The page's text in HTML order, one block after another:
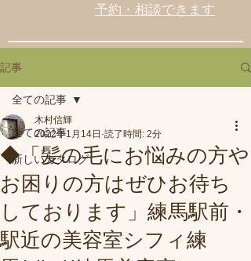
予約・相談できます
記事
全ての記事
新しいカタログ
全ての記事
◆「髪の毛にお悩みの方や
お困りの方はぜひお待ち
しております」練馬駅前・
駅近の美容室シフィ練
木村信輝
2022年1月14日 読了時間: 2分